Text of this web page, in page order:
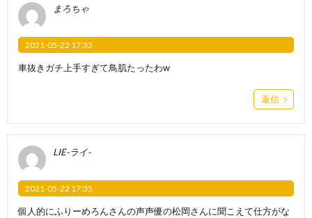
まろちゃ
2021-05-22 17:33
車抜きガチ上手すぎて鳥肌たったわw
返信
LIE-ライ-
2021-05-22 17:35
個人的にふりーめろんさんの声声優の松岡さんに聞こえて仕方がな